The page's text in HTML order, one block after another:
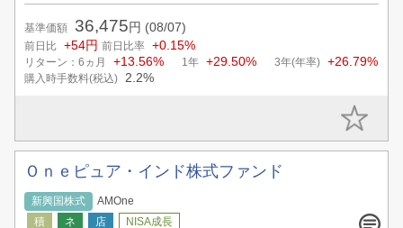
基準価額 36,475 円 (08/07)
前日比 +54円 前日比率 +0.15%
リターン：6ヵ月 +13.56% 1年 +29.50% 3年(年率) +26.79%
購入時手数料(税込) 2.2%
Ｏｎｅピュア・インド株式ファンド
新興国株式 AMOne